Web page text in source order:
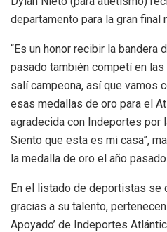
departamento para la gran final
“Es un honor recibir la bandera
pasado también competí en
salí campeona, así que vamos
esas medallas de oro para el
agradecida con Indeportes por
Siento que esta es mi casa”,
la medalla de oro el año pasado.
En el listado de deportistas se
gracias a su talento,
Apoyado’ de Indeportes